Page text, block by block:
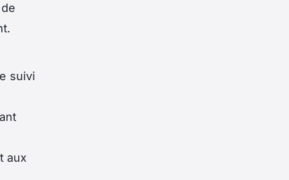
suivi
aux